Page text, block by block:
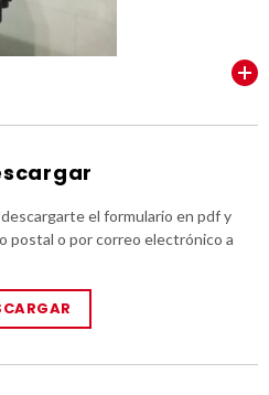
el formulario en pdf y
postal o por correo electrónico a